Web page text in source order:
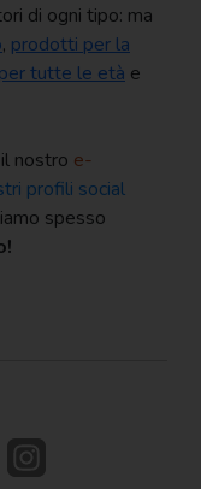
di ogni tipo: ma
, prodotti per la
tutte le età e
nostro e-
profili social
spesso
W